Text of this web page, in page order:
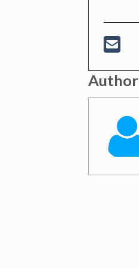
Author